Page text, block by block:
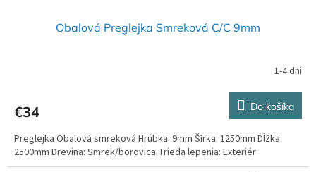
Obalová Preglejka Smreková C/C 9mm
1-4 dni
€34 Do košíka
Preglejka Obalová smreková Hrúbka: 9mm Šírka: 1250mm Dĺžka:
2500mm Drevina: Smrek/borovica Trieda lepenia: Exteriér